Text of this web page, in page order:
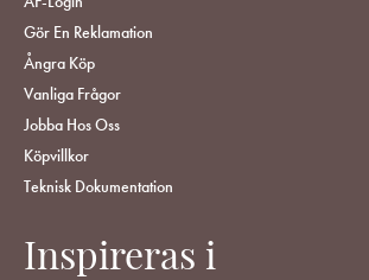
Gör En Reklamation
Ångra Köp
Vanliga Frågor
Jobba Hos Oss
Köpvillkor
Teknisk Dokumentation
Inspireras i